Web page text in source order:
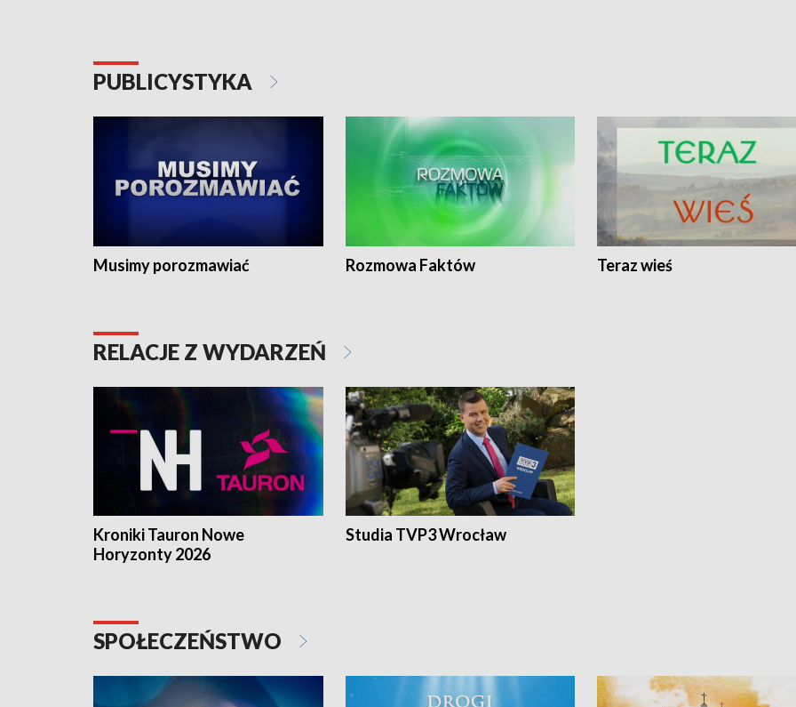
PUBLICYSTYKA
Musimy porozmawiać Rozmowa Faktów Teraz wieś
RELACJE Z WYDARZEŃ
Kroniki Tauron Nowe
Horyzonty 2026
Studia TVP3 Wrocław
SPOŁECZEŃSTWO